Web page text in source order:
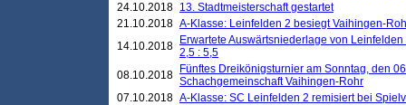
24.10.2018 13. Stadtmeisterschaft gestartet
21.10.2018 A-Klasse: Leinfelden 2 besiegt Vaihingen-
14.10.2018
Erwartete Auswärtsniederlage von
2,5 : 5,5
08.10.2018
Fünftes Dreikönigsturnier am Sonntag, den
Schachgemeinschaft Vaihingen-Rohr
07.10.2018 A-Klasse: SC Leinfelden 2 remisiert bei